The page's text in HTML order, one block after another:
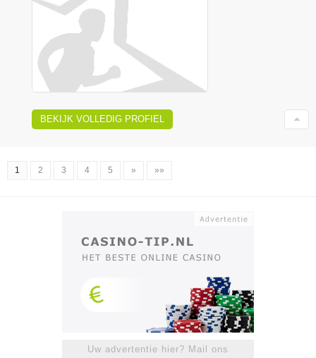
BEKIJK VOLLEDIG PROFIEL
1 2 3 4 5 » »»
Uw advertentie hier? Mail ons